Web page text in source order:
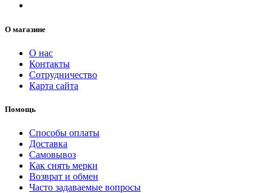
О магазине
О нас
Контакты
Сотрудничество
Карта сайта
Помощь
Способы оплаты
Доставка
Самовывоз
Как снять мерки
Возврат и обмен
Часто задаваемые вопросы